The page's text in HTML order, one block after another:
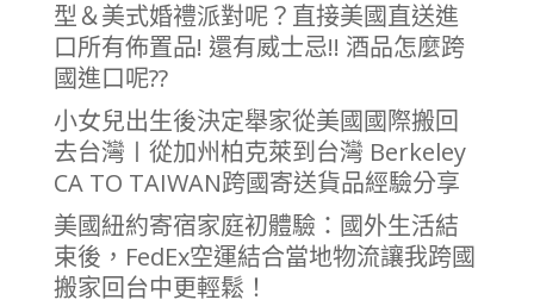
型＆美式婚禮派對呢？直接美國直送進
口所有佈置品! 還有威士忌!! 酒品怎麼跨
國進口呢??
小女兒出生後決定舉家從美國國際搬回
去台灣〡從加州柏克萊到台灣 Berkeley
CA TO TAIWAN跨國寄送貨品經驗分享
美國紐約寄宿家庭初體驗：國外生活結
束後，FedEx空運結合當地物流讓我跨國
搬家回台中更輕鬆！